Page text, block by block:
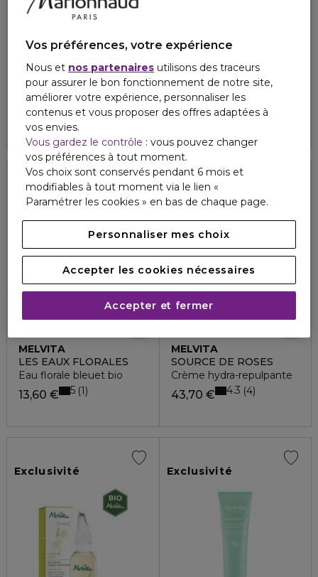
MELVITA
BOUQUET FLORAL DETOX
Mousse nettoyante légère
18,20 € 4.4 16
MELVITA
L'OR VEGETAL
Crème corps hydra perf bio
30,60 €
MELVITA
LES EAUX FLORALES
Eau florale bleuet bio
13,60 € 5 1
MELVITA
SOURCE DE ROSES
Crème hydra-repulpante
43,70 € 4.3 4
Exclusivité Exclusivité
Vos préférences, votre expérience
Nous et nos partenaires utilisons des traceurs
pour assurer le bon fonctionnement de notre site,
améliorer votre expérience, personnaliser les
contenus et vous proposer des offres adaptées à
vos envies.
Vous gardez le contrôle : vous pouvez changer
vos préférences à tout moment.
Vos choix sont conservés pendant 6 mois et
modifiables à tout moment via le lien «
Paramétrer les cookies » en bas de chaque page.
Personnaliser mes choix
Accepter les cookies nécessaires
Accepter et fermer